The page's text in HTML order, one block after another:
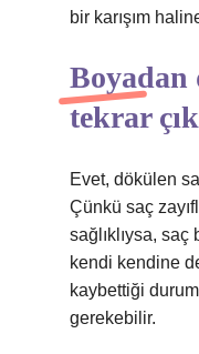
bir karışım
Boyadan
tekrar
Evet, dökülen
Çünkü saç
sağlıklıysa,
kendi kendine
kaybettiği
gerekebilir.